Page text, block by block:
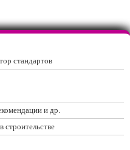
стандартов
и др.